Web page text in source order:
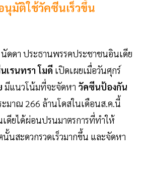
นุมัติใช้วัคซีนเร็วขึ้น
ดดา ประธานพรรคประชาชนอินเดีย
เรนทรา โมดี เปิดเผยเมื่อวันศุกร์
มีแนวโน้มที่จะจัดหา วัคซีนป้องกัน
มาณ 266 ล้านโดสในเดือนส.ค.นี้
เดียได้ผ่อนปรนมาตรการที่ทำให้
นสะดวกรวดเร็วมากขึ้น และจัดหา